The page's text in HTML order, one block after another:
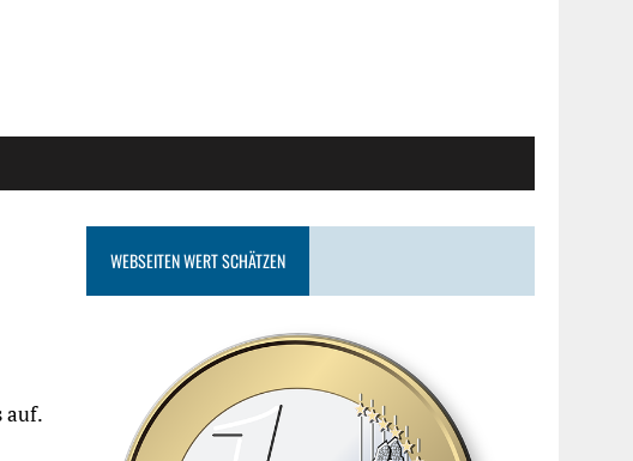
auf.
WEBSEITEN WERT SCHÄTZEN